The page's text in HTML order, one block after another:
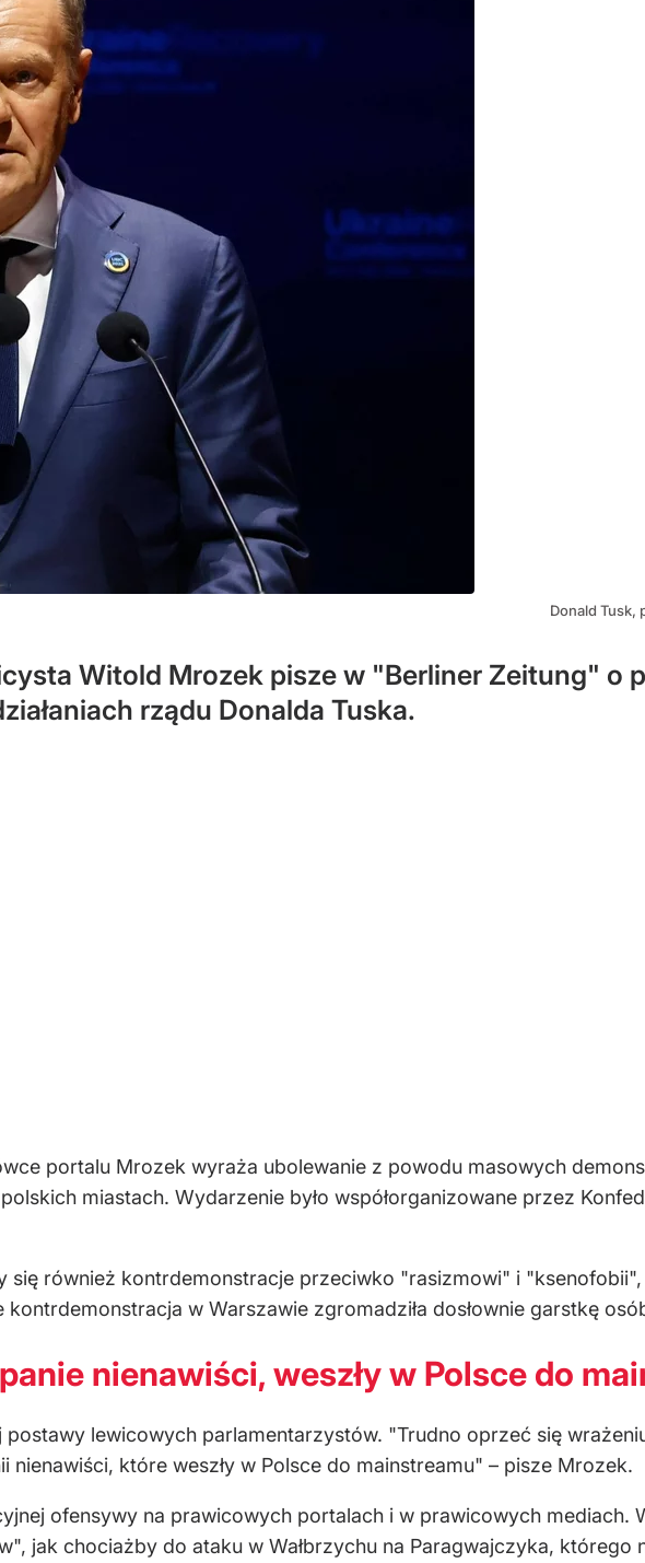
Donald Tusk,
Witold Mrozek pisze w "Berliner Zeitung" o
rządu Donalda Tuska.
portalu Mrozek wyraża ubolewanie z powodu masowych
miastach. Wydarzenie było współorganizowane przez
się również kontrdemonstracje przeciwko "rasizmowi" i
kontrdemonstracja w Warszawie zgromadziła dosłownie garstkę
nienawiści, weszły w Polsce do
lewicowych parlamentarzystów. "Trudno oprzeć się
nienawiści, które weszły w Polsce do mainstreamu" – pisze Mrozek.
ofensywy na prawicowych portalach i w prawicowych mediach.
jak chociażby do ataku w Wałbrzychu na Paragwajczyka, którego